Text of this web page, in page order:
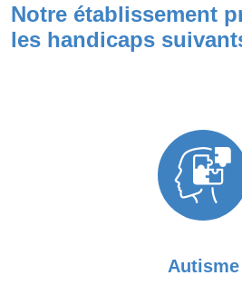
Notre établissement
les handicaps
Autisme